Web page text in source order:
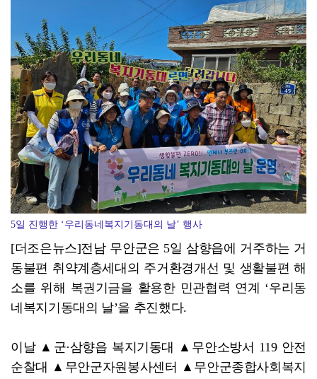
전남광주특별시 북구, '이달의 가게' 만족도 조사
장성군, 불법 하천 점용 '싹쓸이' 복구 착수
5일 진행한 ‘우리동네복지기동대의 날’ 행사
[더조은뉴스]전남 무안군은 5일 삼향읍에 거주하는 거
동불편 취약계층세대의 주거환경개선 및 생활불편 해
소를 위해 복권기금을 활용한 민관협력 연계 ‘우리동
네복지기동대의 날’을 추진했다.
이날 ▲군·삼향읍 복지기동대 ▲무안소방서 119 안전
순찰대 ▲무안군자원봉사센터 ▲무안군종합사회복지